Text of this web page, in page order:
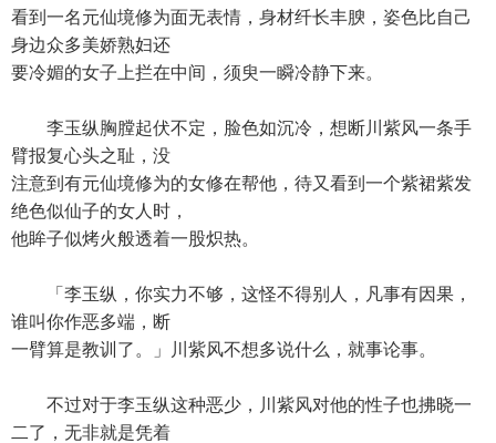
看到一名元仙境修为面无表情，身材纤长丰腴，姿色比自己
身边众多美娇熟妇还
要冷媚的女子上拦在中间，须臾一瞬冷静下来。
李玉纵胸膛起伏不定，脸色如沉冷，想断川紫风一条手
臂报复心头之耻，没
注意到有元仙境修为的女修在帮他，待又看到一个紫裙紫发
绝色似仙子的女人时，
他眸子似烤火般透着一股炽热。
「李玉纵，你实力不够，这怪不得别人，凡事有因果，
谁叫你作恶多端，断
一臂算是教训了。」川紫风不想多说什么，就事论事。
不过对于李玉纵这种恶少，川紫风对他的性子也拂晓一
二了，无非就是凭着